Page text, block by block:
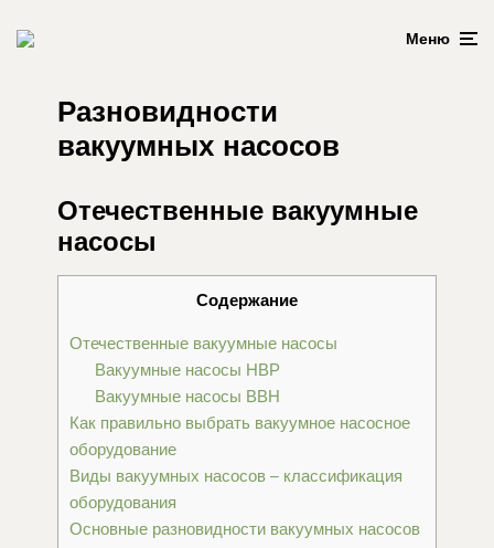
Меню
Разновидности
вакуумных насосов
Отечественные вакуумные
насосы
Содержание
Отечественные вакуумные насосы
Вакуумные насосы НВР
Вакуумные насосы ВВН
Как правильно выбрать вакуумное насосное
оборудование
Виды вакуумных насосов – классификация
оборудования
Основные разновидности вакуумных насосов